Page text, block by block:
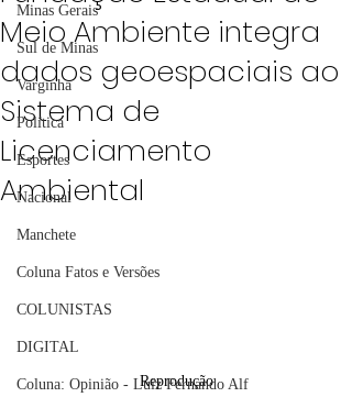
Minas Gerais
Sul de Minas
Varginha
Política
Esportes
Nacional
Manchete
Coluna Fatos e Versões
COLUNISTAS
DIGITAL
Coluna: Opinião - Luiz Fernando Alf
Meio Ambiente integra
dados geoespaciais ao
Sistema de
Licenciamento
Ambiental
Reprodução